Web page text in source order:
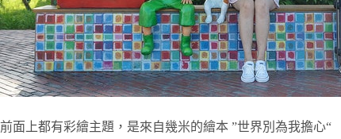
前面上都有彩繪主題，是來自幾米的繪本 ”世界別為我擔心“